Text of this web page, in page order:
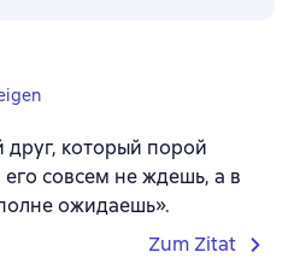
друг, который порой
его совсем не ждешь, а в
ожидаешь».
Zum Zitat